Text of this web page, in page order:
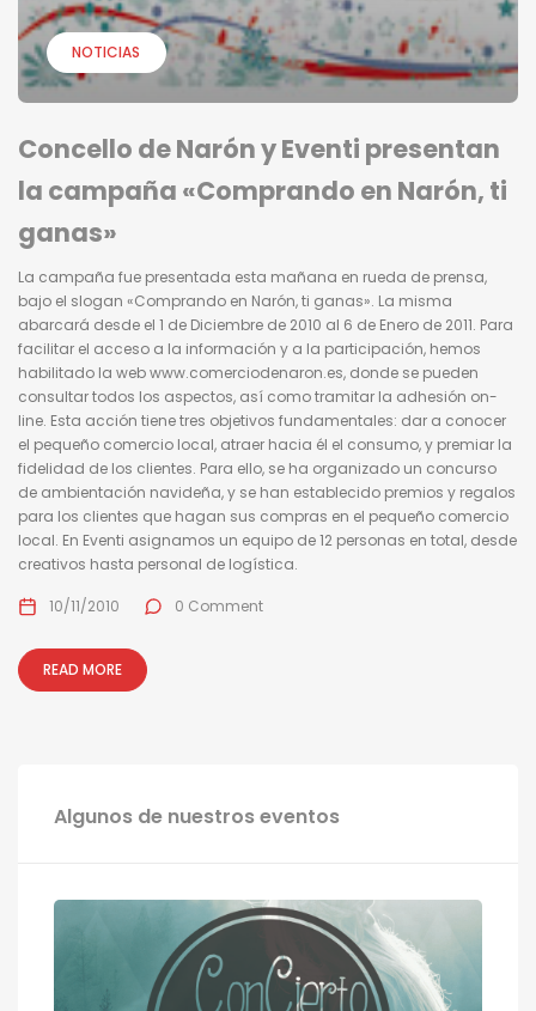
NOTICIAS
Concello de Narón y Eventi presentan
la campaña «Comprando en Narón, ti
ganas»
La campaña fue presentada esta mañana en rueda de prensa,
bajo el slogan «Comprando en Narón, ti ganas». La misma
abarcará desde el 1 de Diciembre de 2010 al 6 de Enero de 2011. Para
facilitar el acceso a la información y a la participación, hemos
habilitado la web www.comerciodenaron.es, donde se pueden
consultar todos los aspectos, así como tramitar la adhesión on-
line. Esta acción tiene tres objetivos fundamentales: dar a conocer
el pequeño comercio local, atraer hacia él el consumo, y premiar la
fidelidad de los clientes. Para ello, se ha organizado un concurso
de ambientación navideña, y se han establecido premios y regalos
para los clientes que hagan sus compras en el pequeño comercio
local. En Eventi asignamos un equipo de 12 personas en total, desde
creativos hasta personal de logística.
10/11/2010 0 Comment
READ MORE
Algunos de nuestros eventos